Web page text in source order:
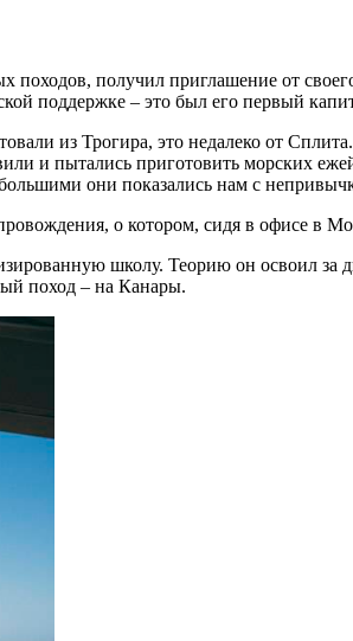
получил приглашение от
поддержке – это был его первый
из Трогира, это недалеко от
и пытались приготовить морских
они показались нам с
о котором, сидя в офисе в
школу. Теорию он освоил за
поход – на Канары.